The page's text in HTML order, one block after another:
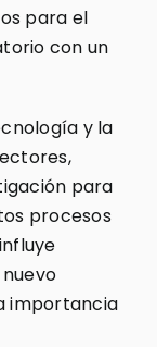
para el
con un
y la
para
procesos
importancia